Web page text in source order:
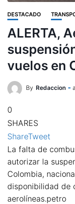
DESTACADO
ALERTA,
vuelos en
By Redaccion
0
SHARES
ShareTweet
La falta de
autorizar la
Colombia,
disponibilidad de
aerolíneas.petro